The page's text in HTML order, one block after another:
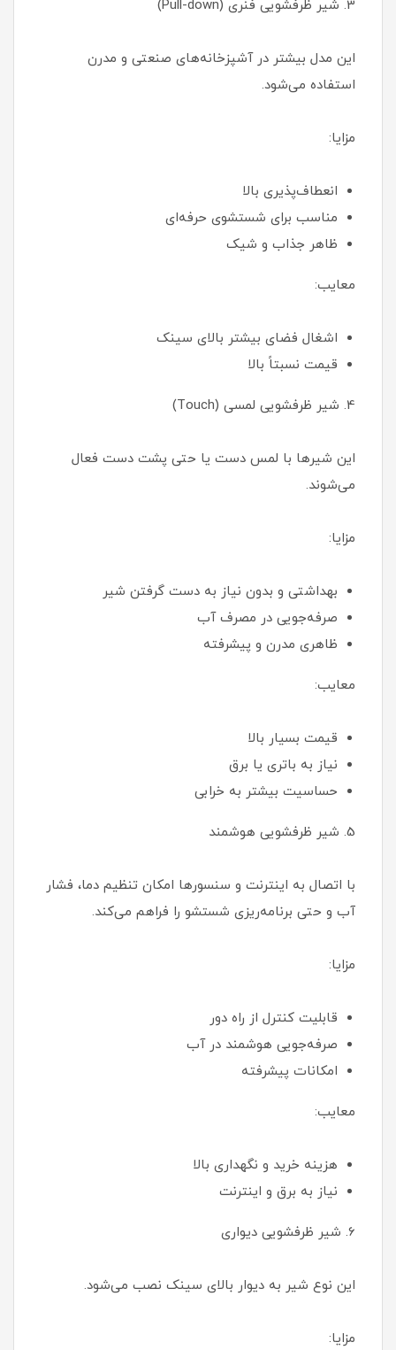
3. شیر ظرفشویی فنری (Pull-down)
این مدل بیشتر در آشپزخانه‌های صنعتی و مدرن
استفاده می‌شود.
مزایا:
انعطاف‌پذیری بالا
مناسب برای شستشوی حرفه‌ای
ظاهر جذاب و شیک
معایب:
اشغال فضای بیشتر بالای سینک
قیمت نسبتاً بالا
4. شیر ظرفشویی لمسی (Touch)
این شیرها با لمس دست یا حتی پشت دست فعال
می‌شوند.
مزایا:
بهداشتی و بدون نیاز به دست گرفتن شیر
صرفه‌جویی در مصرف آب
ظاهری مدرن و پیشرفته
معایب:
قیمت بسیار بالا
نیاز به باتری یا برق
حساسیت بیشتر به خرابی
5. شیر ظرفشویی هوشمند
با اتصال به اینترنت و سنسورها امکان تنظیم دما، فشار
آب و حتی برنامه‌ریزی شستشو را فراهم می‌کند.
مزایا:
قابلیت کنترل از راه دور
صرفه‌جویی هوشمند در آب
امکانات پیشرفته
معایب:
هزینه خرید و نگهداری بالا
نیاز به برق و اینترنت
6. شیر ظرفشویی دیواری
این نوع شیر به دیوار بالای سینک نصب می‌شود.
مزایا: